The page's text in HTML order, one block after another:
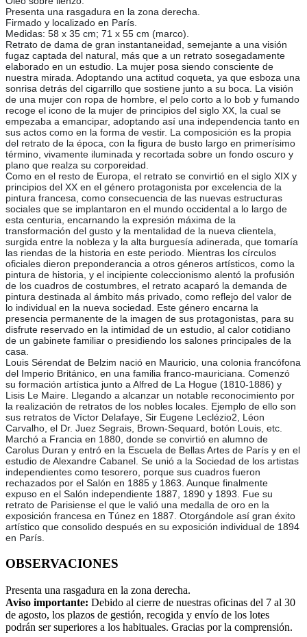
Presenta una rasgadura en la zona derecha.
Firmado y localizado en París.
Medidas: 58 x 35 cm; 71 x 55 cm (marco).
Retrato de dama de gran instantaneidad, semejante a una visión
fugaz captada del natural, más que a un retrato sosegadamente
elaborado en un estudio. La mujer posa siendo consciente de
nuestra mirada. Adoptando una actitud coqueta, ya que esboza una
sonrisa detrás del cigarrillo que sostiene junto a su boca. La visión
de una mujer con ropa de hombre, el pelo corto a lo bob y fumando
recoge el icono de la mujer de principios del siglo XX, la cual se
empezaba a emancipar, adoptando así una independencia tanto en
sus actos como en la forma de vestir. La composición es la propia
del retrato de la época, con la figura de busto largo en primerísimo
término, vivamente iluminada y recortada sobre un fondo oscuro y
plano que realza su corporeidad.
Como en el resto de Europa, el retrato se convirtió en el siglo XIX y
principios del XX en el género protagonista por excelencia de la
pintura francesa, como consecuencia de las nuevas estructuras
sociales que se implantaron en el mundo occidental a lo largo de
esta centuria, encarnando la expresión máxima de la
transformación del gusto y la mentalidad de la nueva clientela,
surgida entre la nobleza y la alta burguesía adinerada, que tomaría
las riendas de la historia en este periodo. Mientras los círculos
oficiales dieron preponderancia a otros géneros artísticos, como la
pintura de historia, y el incipiente coleccionismo alentó la profusión
de los cuadros de costumbres, el retrato acaparó la demanda de
pintura destinada al ámbito más privado, como reflejo del valor de
lo individual en la nueva sociedad. Este género encarna la
presencia permanente de la imagen de sus protagonistas, para su
disfrute reservado en la intimidad de un estudio, al calor cotidiano
de un gabinete familiar o presidiendo los salones principales de la
casa.
Louis Sérendat de Belzim nació en Mauricio, una colonia francófona
del Imperio Británico, en una familia franco-mauriciana. Comenzó
su formación artística junto a Alfred de La Hogue (1810-1886) y
Lisis Le Maire. Llegando a alcanzar un notable reconocimiento por
la realización de retratos de los nobles locales. Ejemplo de ello son
sus retratos de Víctor Delafaye, Sir Eugene Leclézio2, Léon
Carvalho, el Dr. Juez Segrais, Brown-Sequard, botón Louis, etc.
Marchó a Francia en 1880, donde se convirtió en alumno de
Carolus Duran y entró en la Escuela de Bellas Artes de París y en el
estudio de Alexandre Cabanel. Se unió a la Sociedad de los artistas
independientes como tesorero, porque sus cuadros fueron
rechazados por el Salón en 1885 y 1863. Aunque finalmente
expuso en el Salón independiente 1887, 1890 y 1893. Fue su
retrato de Parisiense el que le valió una medalla de oro en la
exposición francesa en Túnez en 1887. Otorgándole así gran éxito
artístico que consolido después en su exposición individual de 1894
en París.
OBSERVACIONES
Presenta una rasgadura en la zona derecha.
Aviso importante: Debido al cierre de nuestras oficinas del 7 al 30
de agosto, los plazos de gestión, recogida y envío de los lotes
podrán ser superiores a los habituales. Gracias por la comprensión.